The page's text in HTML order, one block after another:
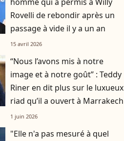
Rovelli de rebondir après un
passage à vide il y a un an
15 avril 2026
“Nous l’avons mis à notre
image et à notre goût” : Teddy
Riner en dit plus sur le luxueux
riad qu’il a ouvert à Marrakech
1 juin 2026
"Elle n'a pas mesuré à quel